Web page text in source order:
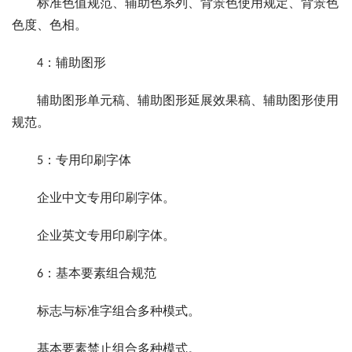
标准色值规范、辅助色系列、背景色使用规定、背景色
色度、色相。
4：辅助图形
辅助图形单元稿、辅助图形延展效果稿、辅助图形使用
规范。
5：专用印刷字体
企业中文专用印刷字体。
企业英文专用印刷字体。
6：基本要素组合规范
标志与标准字组合多种模式。
基本要素禁止组合多种模式。